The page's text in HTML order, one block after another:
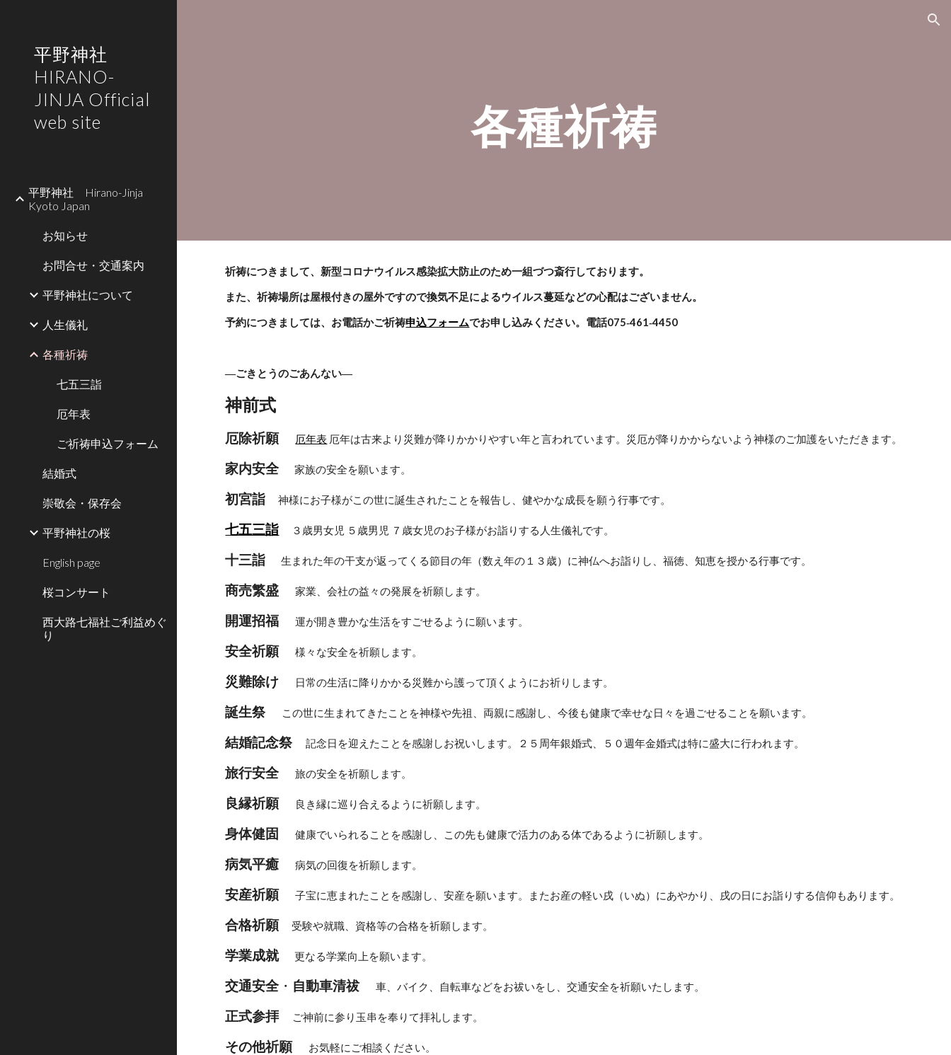
平野神社
HIRANO-
JINJA Official
web site
平野神社 Hirano-Jinja
Kyoto Japan
お知らせ
お問合せ・交通案内
平野神社について
人生儀礼
各種祈祷
七五三詣
厄年表
ご祈祷申込フォーム
結婚式
崇敬会・保存会
平野神社の桜
English page
桜コンサート
西大路七福社ご利益めぐ
り
各種祈祷
祈祷につきまして、新型コロナウイルス感染拡大防止のため一組づつ斎行しております。
また、祈祷場所は屋根付きの屋外ですので換気不足によるウイルス蔓延などの心配はございません。
予約につきましては、お電話かご祈祷申込フォームでお申し込みください。電話075‐461‐4450
―ごきとうのごあんない―
神前式
厄除祈願 厄年表 厄年は古来より災難が降りかかりやすい年と言われています。災厄が降りかからないよう神様のご加護をいただきます。
家内安全 家族の安全を願います。
初宮詣 神様にお子様がこの世に誕生されたことを報告し、健やかな成長を願う行事です。
七五三詣 ３歳男女児 ５歳男児 ７歳女児のお子様がお詣りする人生儀礼です。
十三詣 生まれた年の干支が返ってくる節目の年（数え年の１３歳）に神仏へお詣りし、福徳、知恵を授かる行事です。
商売繁盛 家業、会社の益々の発展を祈願します。
開運招福 運が開き豊かな生活をすごせるように願います。
安全祈願 様々な安全を祈願します。
災難除け 日常の生活に降りかかる災難から護って頂くようにお祈りします。
誕生祭 この世に生まれてきたことを神様や先祖、両親に感謝し、今後も健康で幸せな日々を過ごせることを願います。
結婚記念祭 記念日を迎えたことを感謝しお祝いします。２５周年銀婚式、５０週年金婚式は特に盛大に行われます。
旅行安全 旅の安全を祈願します。
良縁祈願 良き縁に巡り合えるように祈願します。
身体健固 健康でいられることを感謝し、この先も健康で活力のある体であるように祈願します。
病気平癒 病気の回復を祈願します。
安産祈願 子宝に恵まれたことを感謝し、安産を願います。またお産の軽い戌（いぬ）にあやかり、戌の日にお詣りする信仰もあります。
合格祈願 受験や就職、資格等の合格を祈願します。
学業成就 更なる学業向上を願います。
交通安全・ 自動車清祓 車、バイク、自転車などをお祓いをし、交通安全を祈願いたします。
正式参拝 ご神前に参り玉串を奉りて拝礼します。
その他祈願 お気軽にご相談ください。